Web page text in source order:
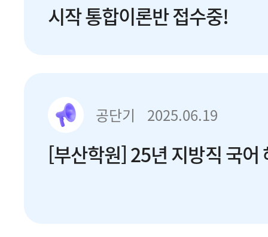
시작 통합이론반 접수중!
공단기 2025.06.19
[부산학원] 25년 지방직 국어